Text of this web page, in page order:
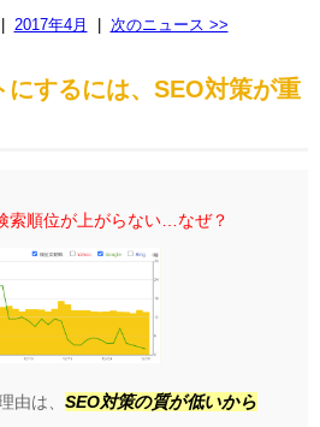
2017年4月 次のニュース >>
にするには、SEO対策が重
索順位が上がらない…なぜ？
由は、 SEO対策の質が低いから